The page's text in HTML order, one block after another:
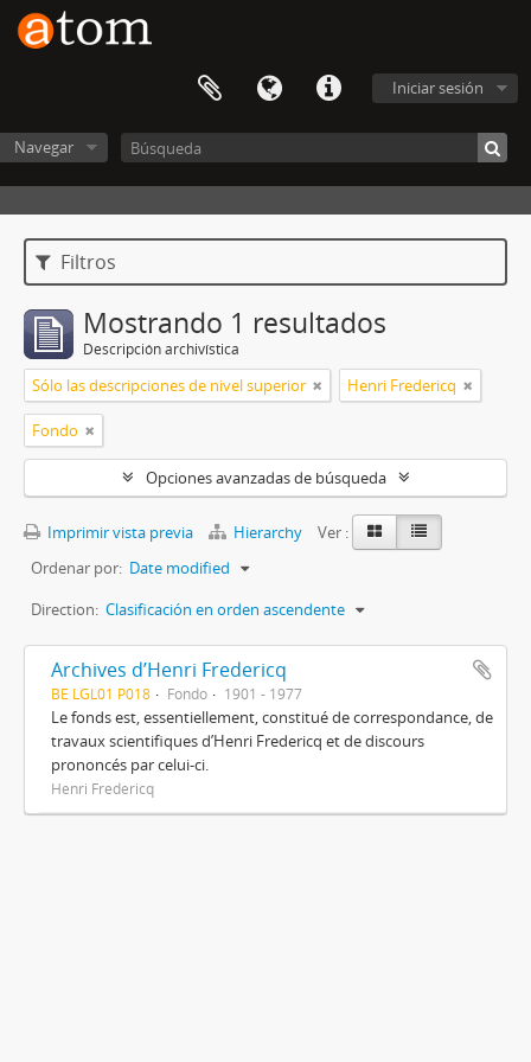
Iniciar sesión
Navegar
Filtros
Mostrando 1 resultados
Descripción archivística
Sólo las descripciones de nivel superior Henri Fredericq
Fondo
Opciones avanzadas de búsqueda
Imprimir vista previa Hierarchy
Ver :
Ordenar por: Date modified
Direction: Clasificación en orden ascendente
Archives d’Henri Fredericq
BE LGL01 P018 Fondo 1901 - 1977
Le fonds est, essentiellement, constitué de correspondance, de
travaux scientifiques d’Henri Fredericq et de discours
prononcés par celui-ci.
Henri Fredericq